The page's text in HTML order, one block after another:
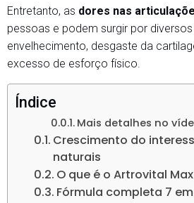
Entretanto, as dores nas
pessoas e podem surgir por
envelhecimento, desgaste da
excesso de esforço físico.
Índice
Mais detalhes no
Crescimento do interesse por produtos
naturais
O que é o Artrovital Max
Fórmula completa 7